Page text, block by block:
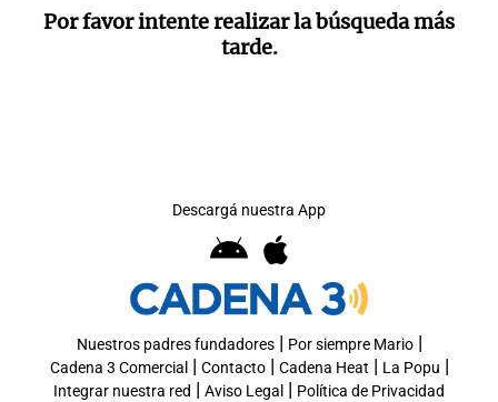
Por favor intente realizar la búsqueda más
tarde.
Descargá nuestra App
Nuestros padres fundadores| Por siempre Mario|
Cadena 3 Comercial | Contacto| Cadena Heat | La Popu |
Integrar nuestra red | Aviso Legal | Política de Privacidad